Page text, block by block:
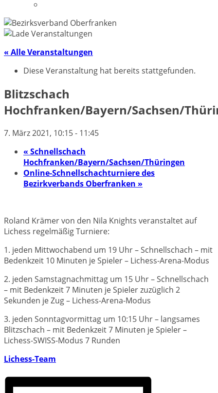
« Alle Veranstaltungen
Diese Veranstaltung hat bereits stattgefunden.
Blitzschach
Hochfranken/Bayern/Sachsen/
7. März 2021, 10:15- 11:45
« Schnellschach
Hochfranken/Bayern/Sachsen/Thüringen
Online-Schnellschachturniere des
Bezirkverbands Oberfranken »
Roland Krämer von den Nila Knights veranstaltet auf
Lichess regelmäßig Turniere:
1. jeden Mittwochabend um 19 Uhr – Schnellschach – mit
Bedenkzeit 10 Minuten je Spieler – Lichess-Arena-Modus
2. jeden Samstagnachmittag um 15 Uhr – Schnellschach
– mit Bedenkzeit 7 Minuten je Spieler zuzüglich 2
Sekunden je Zug – Lichess-Arena-Modus
3. jeden Sonntagvormittag um 10:15 Uhr – langsames
Blitzschach – mit Bedenkzeit 7 Minuten je Spieler –
Lichess-SWISS-Modus 7 Runden
Lichess-Team